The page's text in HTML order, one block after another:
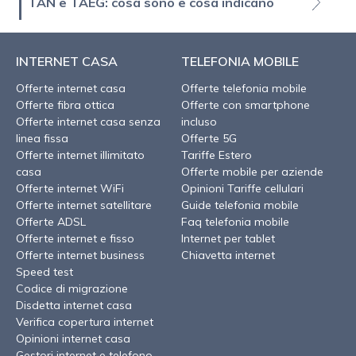
INTERNET CASA
Offerte internet casa
Offerte fibra ottica
Offerte internet casa senza
linea fissa
Offerte internet illimitato
casa
Offerte internet WiFi
Offerte internet satellitare
Offerte ADSL
Offerte internet e fisso
Offerte internet business
Speed test
Codice di migrazione
Disdetta internet casa
Verifica copertura internet
Opinioni internet casa
TELEFONIA MOBILE
Offerte telefonia mobile
Offerte con smartphone
incluso
Offerte 5G
Tariffe Estero
Offerte mobile per aziende
Opinioni Tariffe cellulari
Guide telefonia mobile
Faq telefonia mobile
Internet per tablet
Chiavetta internet